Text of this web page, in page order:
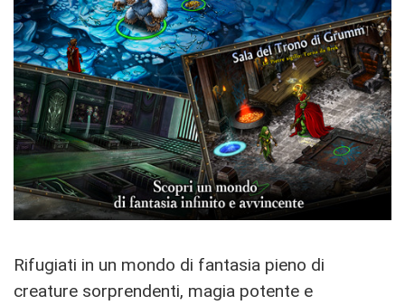
Rifugiati in un mondo di fantasia pieno di
creature sorprendenti, magia potente e